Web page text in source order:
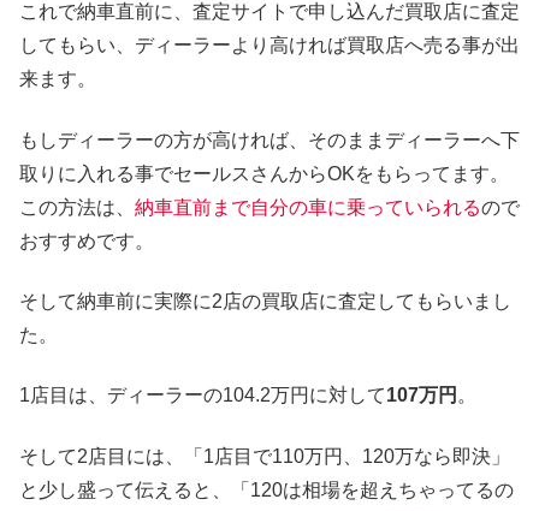
これで納車直前に、査定サイトで申し込んだ買取店に査定
してもらい、ディーラーより高ければ買取店へ売る事が出
来ます。
もしディーラーの方が高ければ、そのままディーラーへ下
取りに入れる事でセールスさんからOKをもらってます。
この方法は、 納車直前まで自分の車に乗っていられるので
おすすめです。
そして納車前に実際に2店の買取店に査定してもらいまし
た。
1店目は、ディーラーの104.2万円に対して107万円 。
そして2店目には、「1店目で110万円、120万なら即決」
と少し盛って伝えると、「120は相場を超えちゃってるの